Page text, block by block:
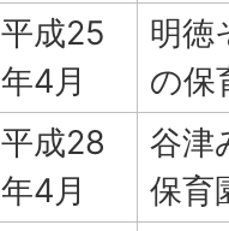
平成25
年4月
明徳
の保
平成28
年4月
谷津
保育